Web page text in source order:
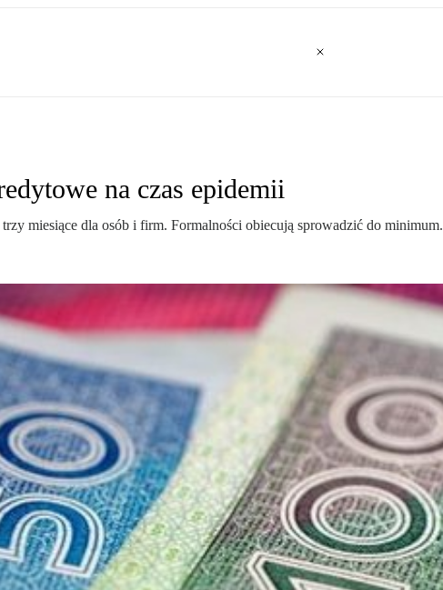
na czas epidemii
miesiące dla osób i firm. Formalności obiecują sprowadzić do minimum.